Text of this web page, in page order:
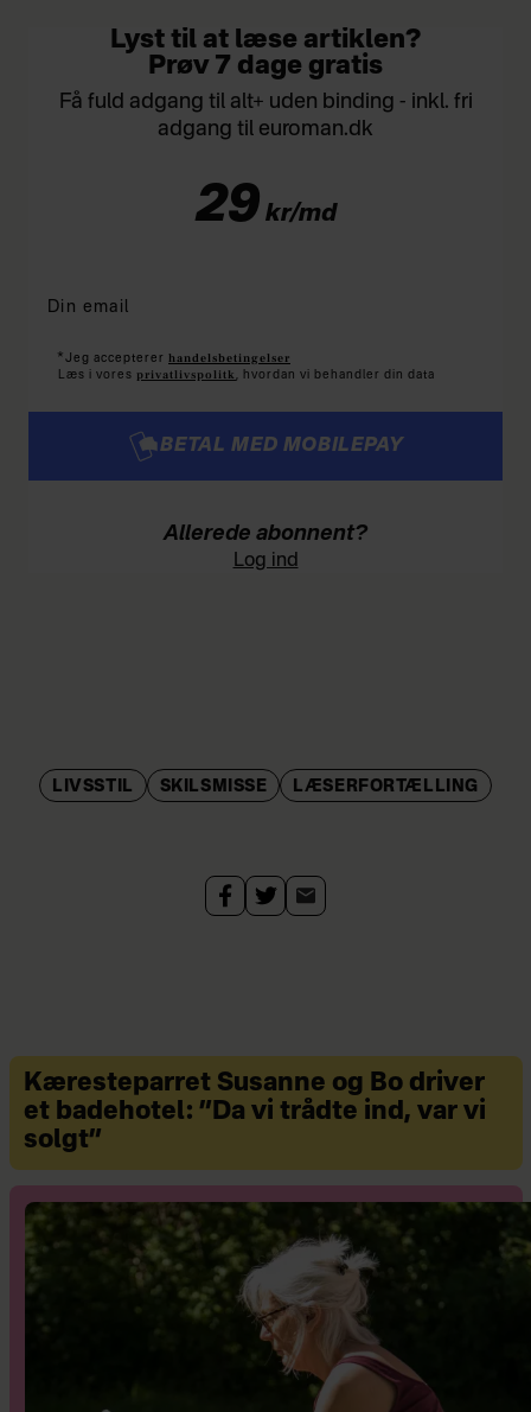
Lyst til at læse artiklen?
Prøv 7 dage gratis
Få fuld adgang til alt+ uden binding - inkl. fri
adgang til euroman.dk
29 kr/md
* Jeg accepterer handelsbetingelser
Læs i vores privatlivspolitk , hvordan vi behandler din data
BETAL MED MOBILEPAY
Allerede abonnent?
Log ind
LIVSSTIL SKILSMISSE LÆSERFORTÆLLING
Kæresteparret Susanne og Bo driver
et badehotel: ”Da vi trådte ind, var vi
solgt”